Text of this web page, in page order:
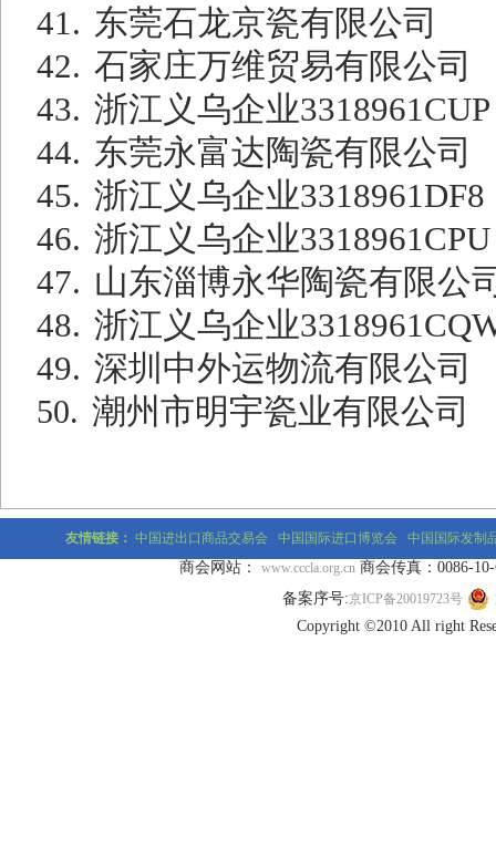
41. 东莞石龙京瓷有限公司
42. 石家庄万维贸易有限公司
43. 浙江义乌企业3318961CUP
44. 东莞永富达陶瓷有限公司
45. 浙江义乌企业3318961DF8
46. 浙江义乌企业3318961CPU
47. 山东淄博永华陶瓷有限公
48. 浙江义乌企业
49. 深圳中外运物流有限公司
50. 潮州市明宇瓷业有限公司
友情链接： 中国进出口商品交易会 中国国际进口博览会 中国国际发制
商会网站： www.cccla.org.cn 商会传真：0086-10-
备案序号:京ICP备20019723号
Copyright ©2010 All right